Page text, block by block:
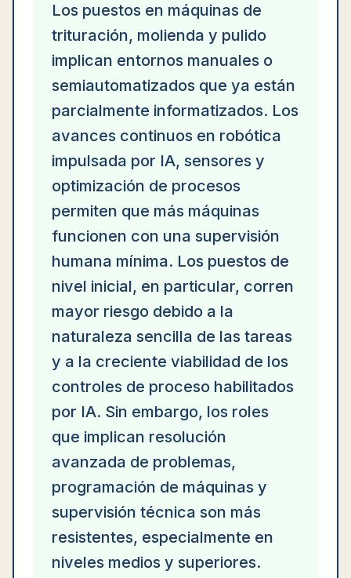
Los puestos en máquinas de
trituración, molienda y pulido
implican entornos manuales o
semiautomatizados que ya están
parcialmente informatizados. Los
avances continuos en robótica
impulsada por IA, sensores y
optimización de procesos
permiten que más máquinas
funcionen con una supervisión
humana mínima. Los puestos de
nivel inicial, en particular, corren
mayor riesgo debido a la
naturaleza sencilla de las tareas
y a la creciente viabilidad de los
controles de proceso habilitados
por IA. Sin embargo, los roles
que implican resolución
avanzada de problemas,
programación de máquinas y
supervisión técnica son más
resistentes, especialmente en
niveles medios y superiores.